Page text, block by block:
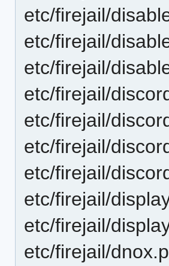
etc/firejail/
etc/firejail/
etc/firejail/
etc/firejail/
etc/firejail/
etc/firejail/
etc/firejail/
etc/firejail/
etc/firejail/
etc/firejail/